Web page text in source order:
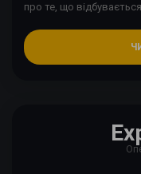
про те, що